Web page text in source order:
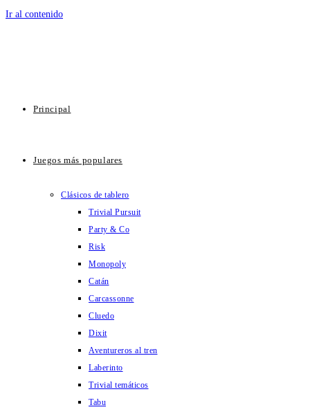
Ir al contenido
Principal
Juegos más populares
Clásicos de tablero
Trivial Pursuit
Party & Co
Risk
Monopoly
Catán
Carcassonne
Cluedo
Dixit
Aventureros al tren
Laberinto
Trivial temáticos
Tabu